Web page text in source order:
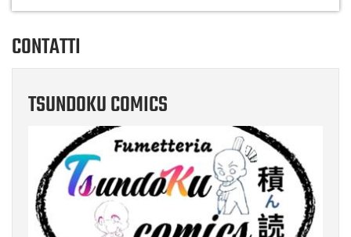
CONTATTI
TSUNDOKU COMICS